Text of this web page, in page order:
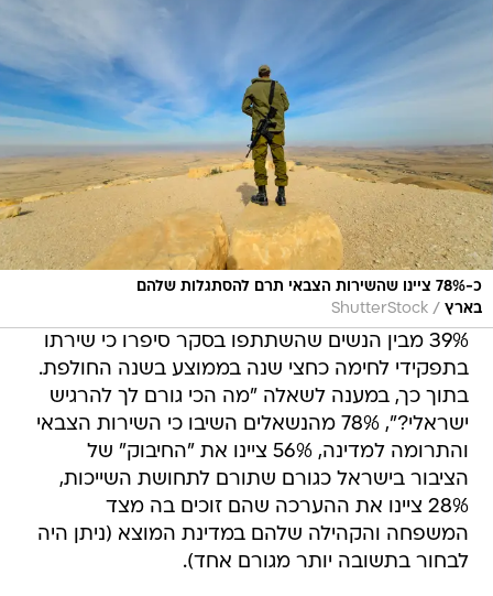
כ-78% ציינו שהשירות הצבאי תרם להסתגלות שלהם
בארץ /
ShutterStock
39% מבין הנשים שהשתתפו בסקר סיפרו כי שירתו
בתפקידי לחימה כחצי שנה בממוצע בשנה החולפת.
בתוך כך, במענה לשאלה "מה הכי גורם לך להרגיש
ישראלי?", 78% מהנשאלים השיבו כי השירות הצבאי
והתרומה למדינה, 56% ציינו את "החיבוק" של
הציבור בישראל כגורם שתורם לתחושת השייכות,
28% ציינו את ההערכה שהם זוכים בה מצד
המשפחה והקהילה שלהם במדינת המוצא (ניתן היה
לבחור בתשובה יותר מגורם אחד).